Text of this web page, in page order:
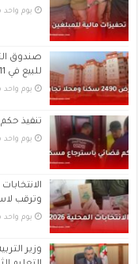
‏يوم
للبيع في 11 ولاية
‏يوم
تنفيذ
‏يوم
وترقب
‏يوم
وزير